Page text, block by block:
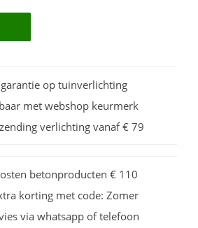
op tuinverlichting
met webshop keurmerk
verlichting vanaf € 79
betonproducten € 110
korting met code: Zomer
via whatsapp of telefoon